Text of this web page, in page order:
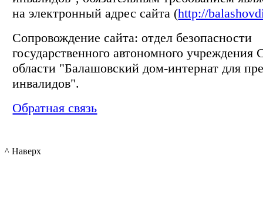
на электронный адрес сайта (http://
Сопровождение сайта: отдел безопасности
государственного автономного учреждения
области "Балашовский дом-интернат для
инвалидов".
Обратная связь
^ Наверх